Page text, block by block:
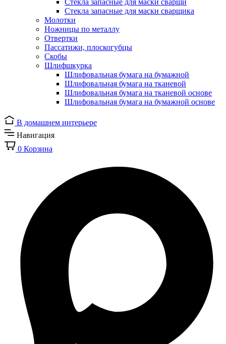
Стекла запасные для маски сварщи
Стекла запасные для маски сварщика
Молотки
Ножницы по металлу
Отвертки
Пассатижи, плоскогубцы
Скобы
Шлифшкурка
Шлифовальная бумага на бумажной
Шлифовальная бумага на тканевой
Шлифовальная бумага на тканевой основе
Шлифовальная бумага на бумажной основе
В домашнем интерьере
Навигация
0 Корзина